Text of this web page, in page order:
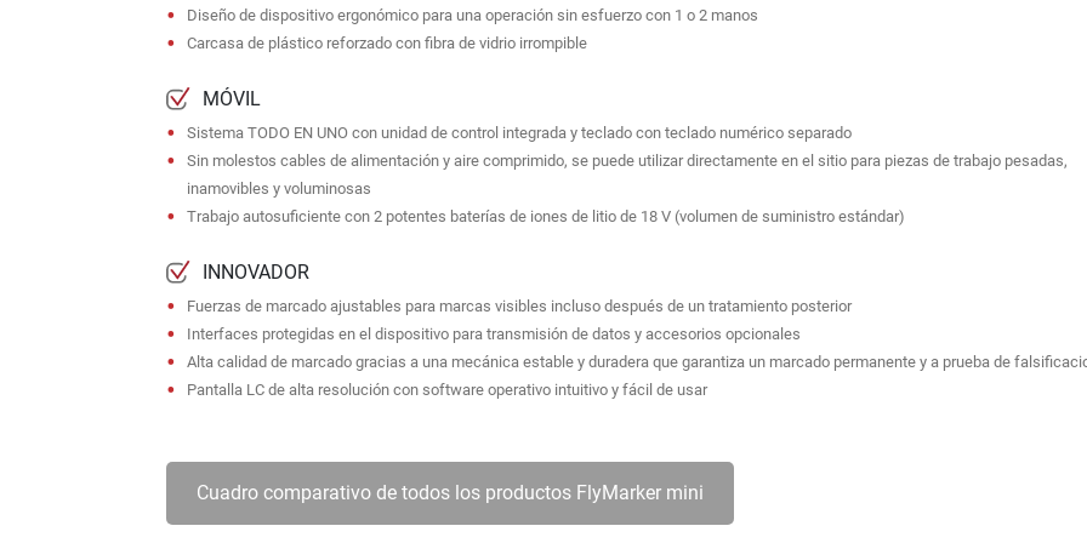
Diseño de dispositivo ergonómico para una operación sin esfuerzo con 1 o 2 manos
Carcasa de plástico reforzado con fibra de vidrio irrompible
MÓVIL
Sistema TODO EN UNO con unidad de control integrada y teclado con teclado numérico separado
Sin molestos cables de alimentación y aire comprimido, se puede utilizar directamente en el sitio para piezas de trabajo pesadas,
inamovibles y voluminosas
Trabajo autosuficiente con 2 potentes baterías de iones de litio de 18 V (volumen de suministro estándar)
INNOVADOR
Fuerzas de marcado ajustables para marcas visibles incluso después de un tratamiento posterior
Interfaces protegidas en el dispositivo para transmisión de datos y accesorios opcionales
Alta calidad de marcado gracias a una mecánica estable y duradera que garantiza un marcado permanente y a prueba de
Pantalla LC de alta resolución con software operativo intuitivo y fácil de usar
Cuadro comparativo de todos los productos FlyMarker mini